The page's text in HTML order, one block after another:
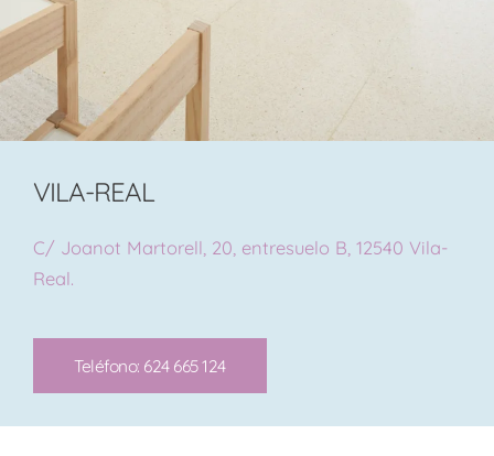
VILA-REAL
C/ Joanot Martorell, 20, entresuelo B, 12540 Vila-
Real.
Teléfono: 624 665 124